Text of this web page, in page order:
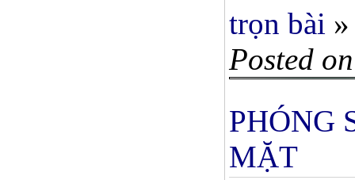
trọn bài »
Posted
PHÓNG
MẶT